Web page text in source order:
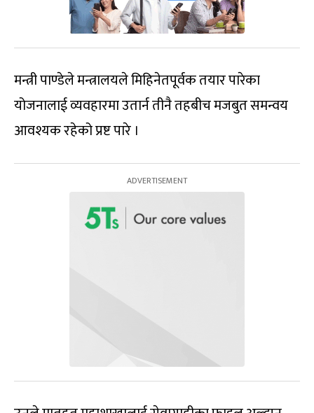
मन्त्री पाण्डेले मन्त्रालयले मिहिनेतपूर्वक तयार पारेका
योजनालाई व्यवहारमा उतार्न तीनै तहबीच मजबुत समन्वय
आवश्यक रहेको प्रष्ट पारे ।